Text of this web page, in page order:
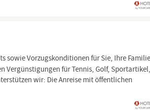
sowie Vorzugskonditionen für Sie, Ihre
Vergünstigungen für Tennis, Golf, Sportartikel,
wir: Die Anreise mit öffentlichen